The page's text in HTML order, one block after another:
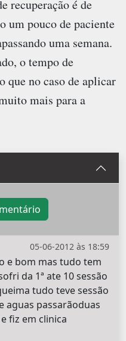
recuperação é de
um pouco de paciente
uma semana.
o tempo de
que no caso de aplicar
mais para a
05-06-2012 às 18:59
e bom mas tudo tem
da 1ª ate 10 sessão
tudo teve sessão
aguas passarãoduas
fiz em clinica